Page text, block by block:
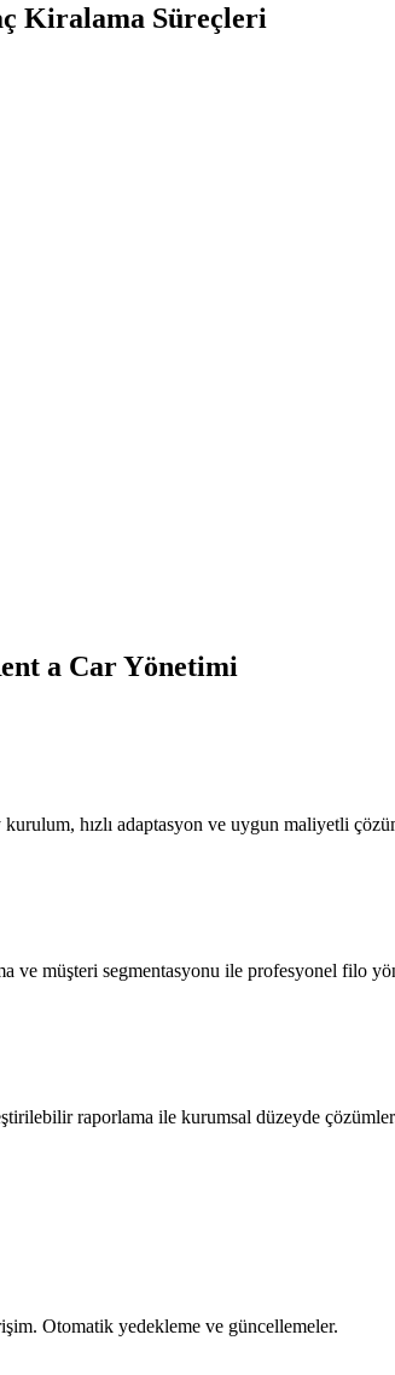
Kiralama Süreçleri
a Car Yönetimi
hızlı adaptasyon ve uygun maliyetli
ve müşteri segmentasyonu ile profesyonel filo
raporlama ile kurumsal düzeyde
Otomatik yedekleme ve güncellemeler.